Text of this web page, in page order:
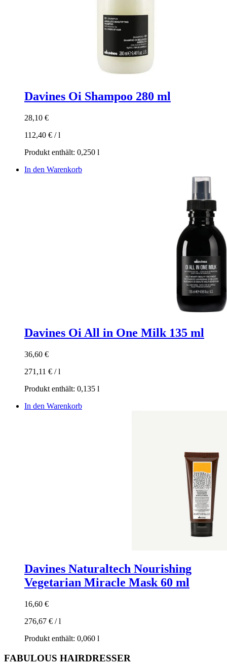
Davines Oi Shampoo 280 ml
28,10 €
112,40 € /l
Produkt enthält: 0,250 l
In den Warenkorb
Davines Oi All in One Milk 135 ml
36,60 €
271,11 € /l
Produkt enthält: 0,135 l
In den Warenkorb
Davines Naturaltech Nourishing
Vegetarian Miracle Mask 60 ml
16,60 €
276,67 € /l
Produkt enthält: 0,060 l
FABULOUS HAIRDRESSER